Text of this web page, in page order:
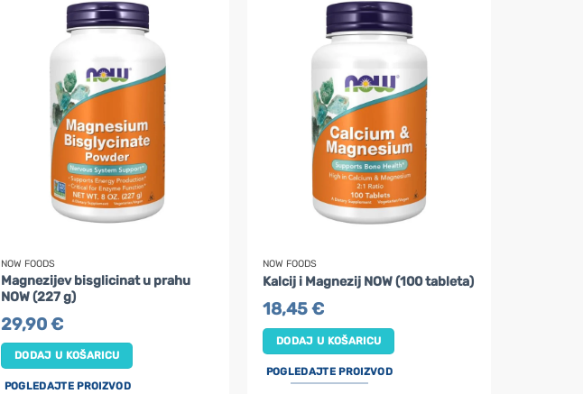
NOW FOODS
Magnezijev bisglicinat u prahu
NOW (227 g)
29,90€
DODAJ U KOŠARICU
POGLEDAJTE PROIZVOD
NOW FOODS
Kalcij i Magnezij NOW (100 tableta)
18,45€
DODAJ U KOŠARICU
POGLEDAJTE PROIZVOD